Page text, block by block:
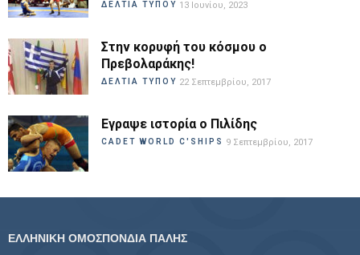
ΔΕΛΤΙΑ ΤΥΠΟΥ 13 Ιουνίου, 2023
Στην κορυφή του κόσμου ο
Πρεβολαράκης!
ΔΕΛΤΙΑ ΤΥΠΟΥ 22 Σεπτεμβρίου, 2017
Εγραψε ιστορία ο Πιλίδης
CADET WORLD C'SHIPS 9 Σεπτεμβρίου, 2017
ΕΛΛΗΝΙΚΗ ΟΜΟΣΠΟΝΔΙΑ ΠΑΛΗΣ